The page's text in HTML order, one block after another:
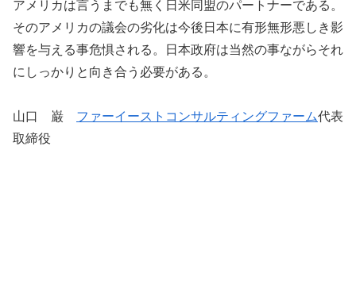
アメリカは言うまでも無く日米同盟のパートナーである。
そのアメリカの議会の劣化は今後日本に有形無形悪しき影
響を与える事危惧される。日本政府は当然の事ながらそれ
にしっかりと向き合う必要がある。
山口 巌 ファーイーストコンサルティングファーム代表
取締役